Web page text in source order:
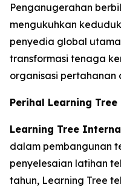
Penganugerahan
mengukuhkan
penyedia global
transformasi tenaga
organisasi pertahanan
Perihal Learning
Learning Tree
dalam pembangunan
penyelesaian latihan
tahun, Learning Tree